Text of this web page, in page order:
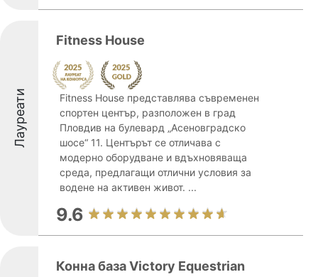
Лауреати
Fitness Нouse
Fitness House представлява съвременен
спортен център, разположен в град
Пловдив на булевард „Асеновградско
шосе“ 11. Центърът се отличава с
модерно оборудване и вдъхновяваща
среда, предлагащи отлични условия за
водене на активен живот. ...
9.6
Конна база Victory Equestrian